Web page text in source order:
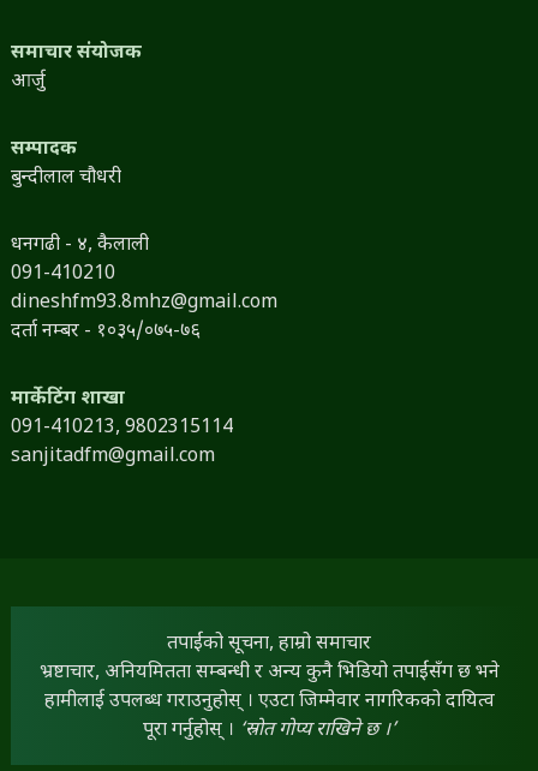
समाचार संयोजक
आर्जु
सम्पादक
बुन्दीलाल चौधरी
धनगढी - ४, कैलाली
091-410210
dineshfm93.8mhz@gmail.com
दर्ता नम्बर - १०३५/०७५-७६
मार्केटिंग शाखा
091-410213, 9802315114
sanjitadfm@gmail.com
तपाईंको सूचना, हाम्रो समाचार
भ्रष्टाचार, अनियमितता सम्बन्धी र अन्य कुनै भिडियो तपाईंसँग छ भने
हामीलाई उपलब्ध गराउनुहोस् । एउटा जिम्मेवार नागरिकको दायित्व
पूरा गर्नुहोस् । ‘स्रोत गोप्य राखिने छ ।’